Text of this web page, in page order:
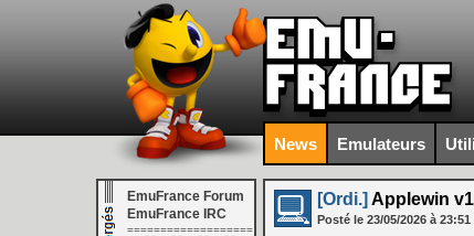
News Emulateurs
EmuFrance Forum
EmuFrance IRC
===================
[Ordi.] Applewin
Posté le 23/05/2026 à 23:51